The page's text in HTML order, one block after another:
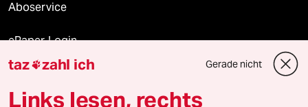
Aboservice
ePaper Login
Downloads für Abonnierende
taz zahl ich Gerade nicht
Links lesen, rechts